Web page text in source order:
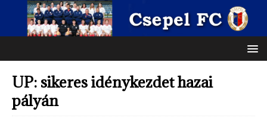
UP: sikeres idénykezdet hazai
pályán